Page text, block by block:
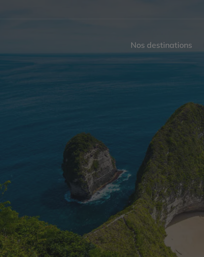
Nos destinations